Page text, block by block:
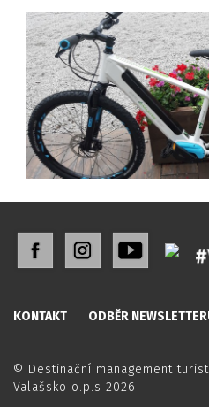
KONTAKT ODBĚR
© Destinační management
Valašsko o.p.s 2026